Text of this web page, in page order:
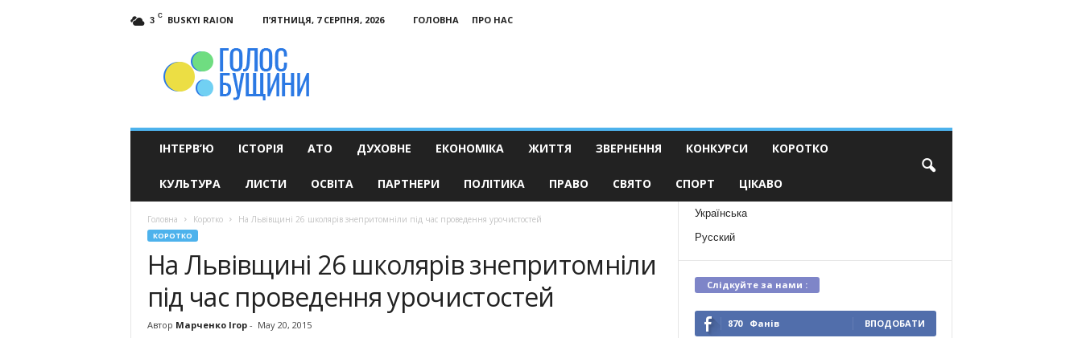
3 C BUSKYI RAION П’ЯТНИЦЯ, 7 СЕРПНЯ, 2026 ГОЛОВНА
ПРО НАС
ІНТЕРВ’Ю ІСТОРІЯ АТО ДУХОВНЕ ЕКОНОМІКА ЖИТТЯ ЗВЕРНЕННЯ КОНКУРСИ КОРОТКО
КУЛЬТУРА ЛИСТИ ОСВІТА ПАРТНЕРИ ПОЛІТИКА ПРАВО СВЯТО СПОРТ ЦІКАВО
Головна Коротко На Львівщині 26 школярів знепритомніли під час проведення урочистостей
КОРОТКО
На Львівщині 26 школярів знепритомніли
під час проведення урочистостей
Автор Марченко Ігор- May 20, 2015
Українська
Русский
Слідкуйте за нами :
870 Фанів ВПОДОБАТИ